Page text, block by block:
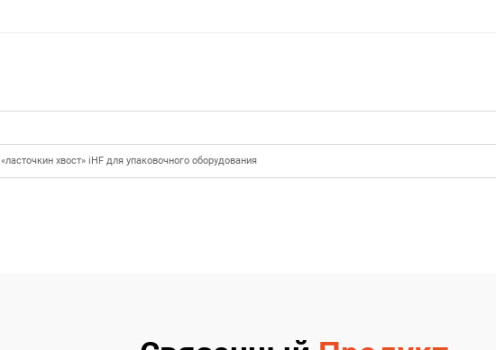
хвост» iHF для упаковочного оборудования